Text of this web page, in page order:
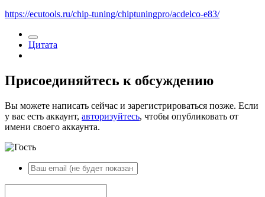
https://ecutools.ru/chip-tuning/chiptuningpro/acdelco-e83/
Цитата
Присоединяйтесь к обсуждению
Вы можете написать сейчас и зарегистрироваться позже. Если
у вас есть аккаунт, авторизуйтесь, чтобы опубликовать от
имени своего аккаунта.